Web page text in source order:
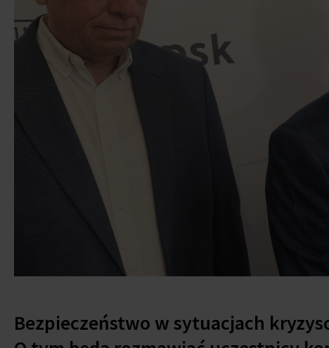
Bezpieczeństwo w sytuacjach